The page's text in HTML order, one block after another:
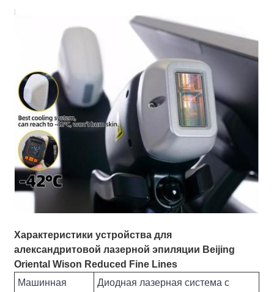
Характеристики устройства для
александритовой лазерной эпиляции Beijing
Oriental Wison Reduced Fine Lines
Машинная
Диодная лазерная система с